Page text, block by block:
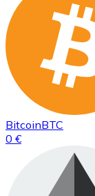
BitcoinBTC
0 €